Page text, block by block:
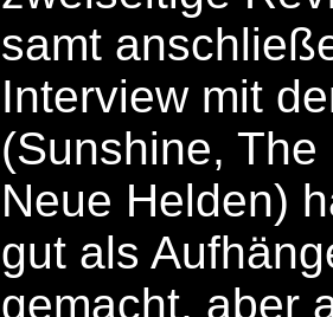
samt
Interview mit
(Sunshine,
Neue Helden)
gut als
gemacht, aber